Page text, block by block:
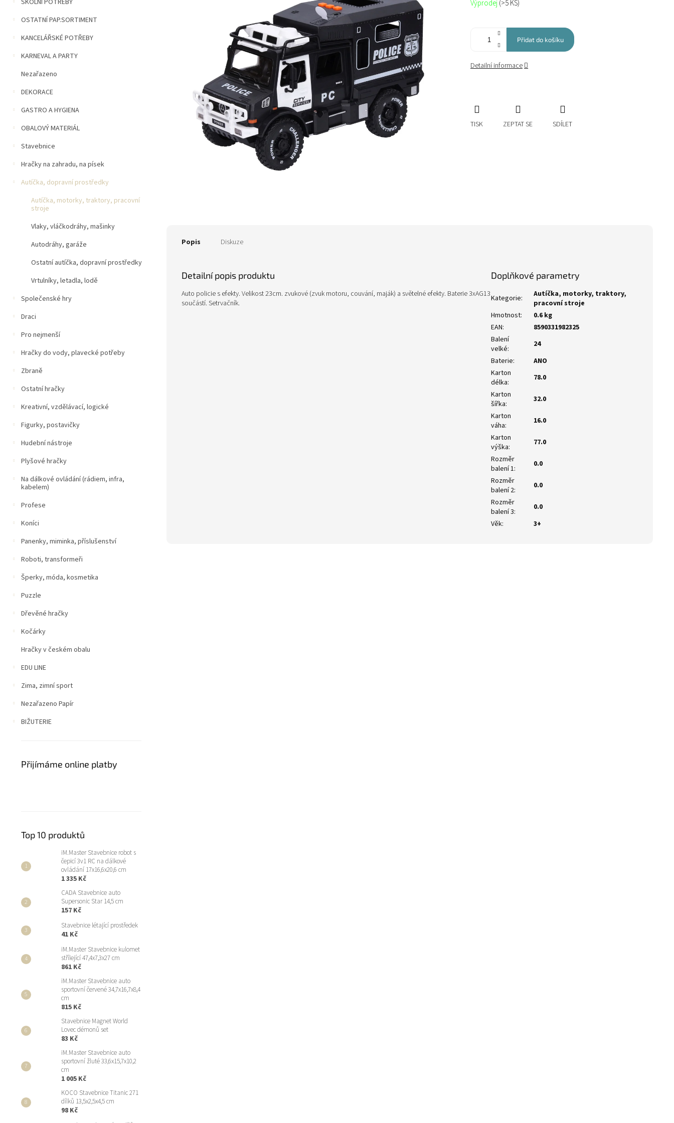
p
a
e
ŠKOLNÍ POTŘEBY
OSTATNÍ PAP.SORTIMENT
KANCELÁŘSKÉ POTŘEBY
KARNEVAL A PARTY
Nezařazeno
DEKORACE
GASTRO A HYGIENA
OBALOVÝ MATERIÁL
Stavebnice
Hračky na zahradu, na písek
Autíčka, dopravní prostředky
Autíčka, motorky, traktory, pracovní
stroje
Vlaky, vláčkodráhy, mašinky
Autodráhy, garáže
Ostatní autíčka, dopravní prostředky
Vrtulníky, letadla, lodě
Společenské hry
Draci
Pro nejmenší
Hračky do vody, plavecké potřeby
Zbraně
Ostatní hračky
Kreativní, vzdělávací, logické
Figurky, postavičky
Hudební nástroje
Plyšové hračky
Na dálkové ovládání (rádiem, infra,
kabelem)
Profese
Koníci
Panenky, miminka, příslušenství
Roboti, transformeři
Šperky, móda, kosmetika
Puzzle
Dřevěné hračky
Kočárky
Hračky v českém obalu
EDU LINE
Zima, zimní sport
Nezařazeno Papír
BIŽUTERIE
Přijímáme online platby
Top 10 produktů
iM.Master Stavebnice robot s
čepicí 3v1 RC na dálkové
ovládání 17x16,6x20,6 cm
1 335 Kč
CADA Stavebnice auto
Supersonic Star 14,5 cm
157 Kč
Stavebnice létající prostředek
41 Kč
iM.Master Stavebnice kulomet
střílející 47,4x7,3x27 cm
861 Kč
iM.Master Stavebnice auto
sportovní červené 34,7x16,7x8,4
cm
815 Kč
Stavebnice Magnet World
Lovec démonů set
83 Kč
iM.Master Stavebnice auto
sportovní žluté 33,6x15,7x10,2
cm
1 005 Kč
KOCO Stavebnice Titanic 271
dílků 13,5x2,5x4,5 cm
98 Kč
cena:
Výprodej(>5 KS)
Přidat do košíku
Detailní informace
TISK ZEPTAT SE SDÍLET
Popis Diskuze
Detailní popis produktu
Auto policie s efekty. Velikost 23cm. zvukové (zvuk motoru, couvání, maják) a světelné efekty. Baterie 3xAG13
součástí. Setrvačník.
Doplňkové parametry
Kategorie:
Autíčka, motorky, traktory,
pracovní stroje
Hmotnost:
0.6 kg
EAN:
8590331982325
Balení
velké:
24
Baterie:
ANO
Karton
délka:
78.0
Karton
šířka:
32.0
Karton
váha:
16.0
Karton
výška:
77.0
Rozměr
balení 1:
0.0
Rozměr
balení 2:
0.0
Rozměr
balení 3:
0.0
Věk: 3+